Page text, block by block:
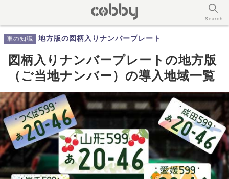
車の知識 地方版の図柄入りナンバープレート
図柄入りナンバープレートの地方版
（ご当地ナンバー）の導入地域一覧